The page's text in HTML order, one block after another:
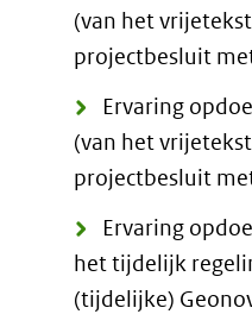
(van het
projectbesluit
Ervaring
(van het
projectbesluit
Ervaring
het tijdelijk
(tijdelijke)